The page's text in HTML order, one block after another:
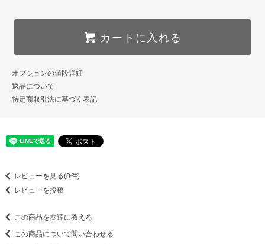
カートに入れる
オプションの値段詳細
返品について
特定商取引法に基づく表記
レビューを見る(0件)
レビューを投稿
この商品を友達に教える
この商品について問い合わせる